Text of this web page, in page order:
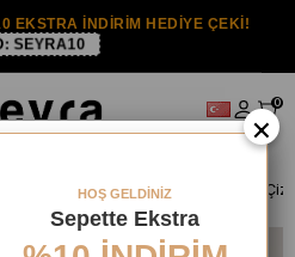
EKSTRA İNDİRİM HEDİYE ÇEKİ!
SEYRA10
0
İpek 2024 Yaz
×
HOŞ GELDİNİZ
Sepette Ekstra